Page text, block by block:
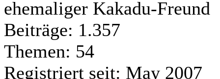
ehemaliger Kakadu-Freund
Beiträge: 1.357
Themen: 54
Registriert seit: May 2007